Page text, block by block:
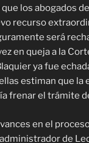
que los abogados
recurso
será
en queja a la
ya fue
estiman que la
frenar el trámite
en el
de